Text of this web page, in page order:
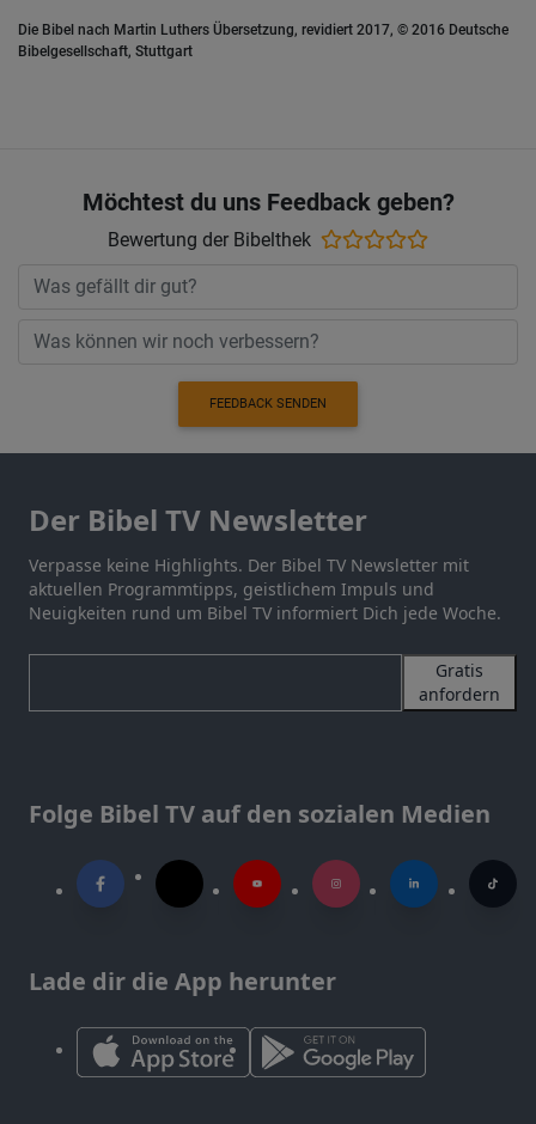
Die Bibel nach Martin Luthers Übersetzung, revidiert 2017, © 2016 Deutsche
Bibelgesellschaft, Stuttgart
Möchtest du uns Feedback geben?
Bewertung der Bibelthek
FEEDBACK SENDEN
Der Bibel TV Newsletter
Verpasse keine Highlights. Der Bibel TV Newsletter mit
aktuellen Programmtipps, geistlichem Impuls und
Neuigkeiten rund um Bibel TV informiert Dich jede Woche.
Gratis
anfordern
Folge Bibel TV auf den sozialen Medien
Lade dir die App herunter